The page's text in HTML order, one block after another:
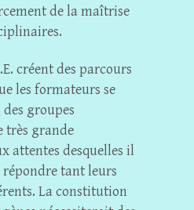
de la maîtrise
créent des parcours
les formateurs se
groupes
très grande
attentes desquelles il
répondre tant leurs
La constitution